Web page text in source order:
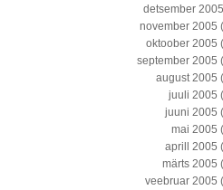
detsember 2005
november 2005
oktoober 2005
september 2005
august 2005
juuli 2005
juuni 2005
mai 2005
aprill 2005
märts 2005
veebruar 2005